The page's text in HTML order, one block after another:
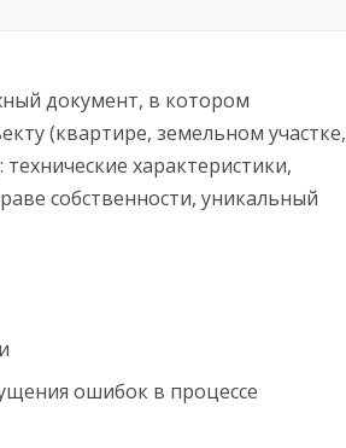
документ, в котором
(квартире, земельном участке,
характеристики,
собственности, уникальный
ошибок в процессе